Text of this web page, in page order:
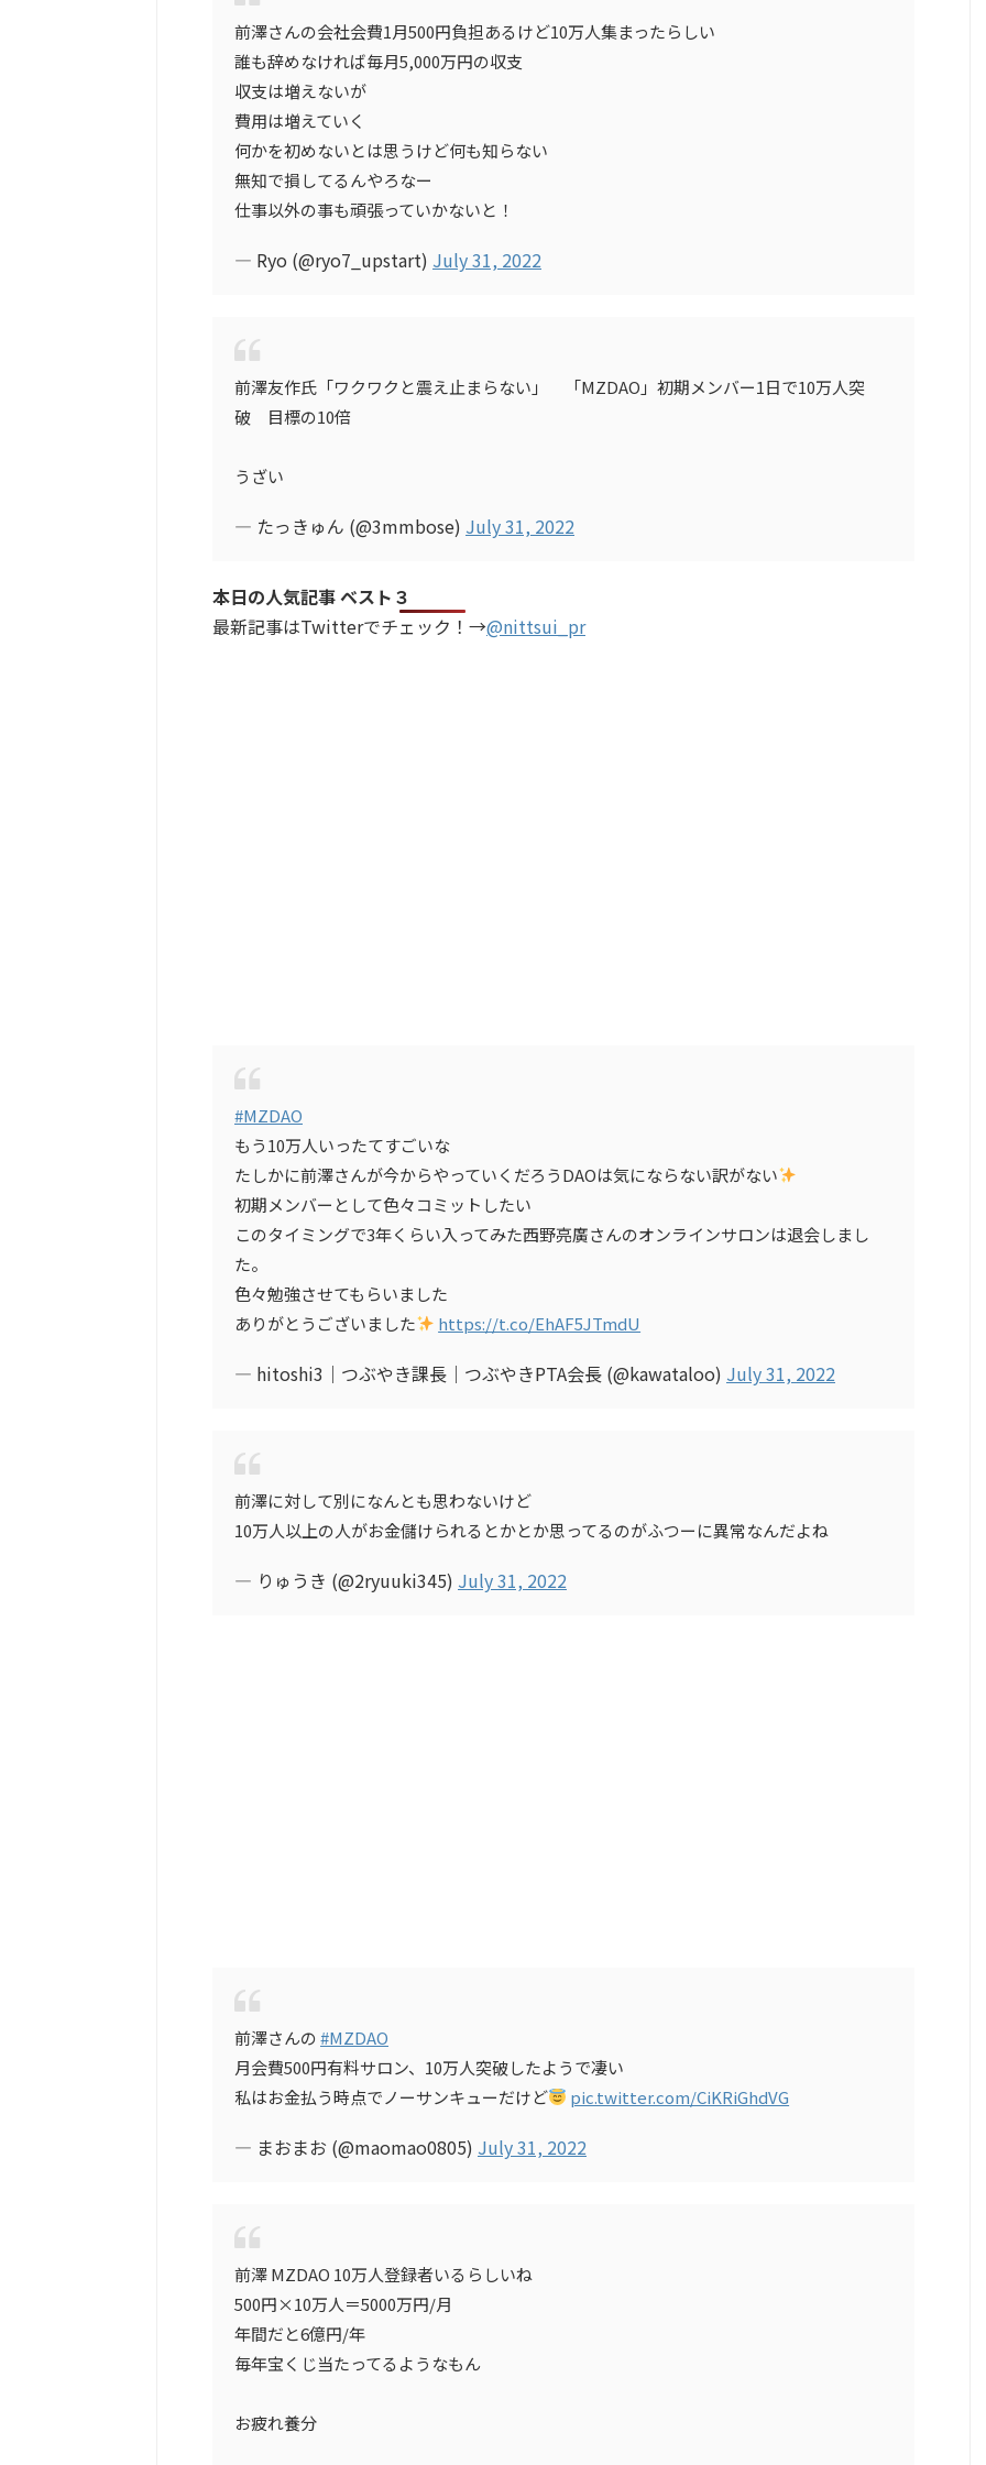
前澤さんの会社会費1月500円負担あるけど10万人集まったらしい
誰も辞めなければ毎月5,000万円の収支
収支は増えないが
費用は増えていく
何かを初めないとは思うけど何も知らない
無知で損してるんやろなー
仕事以外の事も頑張っていかないと！
— Ryo (@ryo7_upstart) July 31, 2022
前澤友作氏「ワクワクと震え止まらない」 「MZDAO」初期メンバー1日で10万人突
破 目標の10倍
うざい
— たっきゅん (@3mmbose) July 31, 2022
本日の人気記事 ベスト３
最新記事はTwitterでチェック！→@nittsui_pr
#MZDAO
もう10万人いったてすごいな
たしかに前澤さんが今からやっていくだろうDAOは気にならない訳がない
初期メンバーとして色々コミットしたい
このタイミングで3年くらい入ってみた西野亮廣さんのオンラインサロンは退会しまし
た。
色々勉強させてもらいました
ありがとうございました
https://t.co/EhAF5JTmdU
— hitoshi3｜つぶやき課長｜つぶやきPTA会長 (@kawataloo) July 31, 2022
前澤に対して別になんとも思わないけど
10万人以上の人がお金儲けられるとかとか思ってるのがふつーに異常なんだよね
— りゅうき (@2ryuuki345) July 31, 2022
前澤さんの#MZDAO
月会費500円有料サロン、10万人突破したようで凄い
私はお金払う時点でノーサンキューだけど
pic.twitter.com/CiKRiGhdVG
— まおまお (@maomao0805) July 31, 2022
前澤 MZDAO 10万人登録者いるらしいね
500円×10万人＝5000万円/月
年間だと6億円/年
毎年宝くじ当たってるようなもん
お疲れ養分